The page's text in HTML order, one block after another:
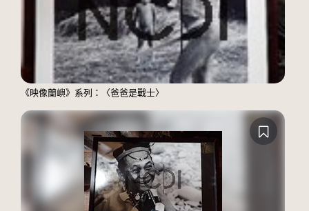
《映像蘭嶼》系列：〈爸爸是戰士〉